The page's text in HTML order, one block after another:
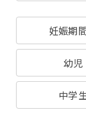
妊娠期
幼児
中学